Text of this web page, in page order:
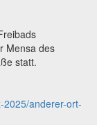
Mensa des
statt.
2025/anderer-ort-